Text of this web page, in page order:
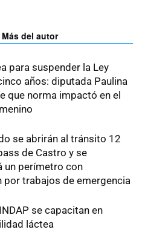
Más del autor
para suspender la Ley
años: diputada Paulina
que norma impactó en el
se abrirán al tránsito 12
de Castro y se
un perímetro con
por trabajos de emergencia
se capacitan en
láctea